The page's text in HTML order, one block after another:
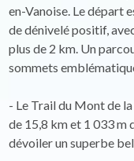
en-Vanoise. Le départ
de dénivelé positif,
plus de 2 km. Un
sommets
- Le Trail du Mont de
de 15,8 km et 1 033 m
dévoiler un superbe